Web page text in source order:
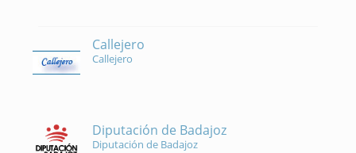
Callejero
Callejero
Diputación de Badajoz
Diputación de Badajoz